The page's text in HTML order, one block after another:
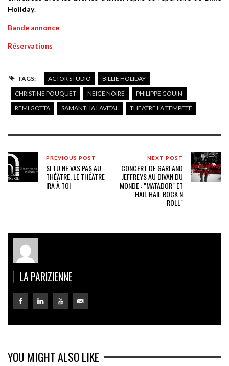
Hoilday.
Bande annonce
Réservations
TAGS: ACTOR STUDIO
BILLIE HOLIDAY
CHRISTINE POUQUET
NEIGE NOIRE
PHILIPPE GOUIN
REMI GOTTA
SAMANTHA LAVITAL THEATRE LA TEMPETE
PREVIOUS POST
SI TU NE VAS PAS AU
THÉÂTRE, LE THÉÂTRE
IRA À TOI
NEXT POST
CONCERT DE GARLAND
JEFFREYS AU DIVAN DU
MONDE : "MATADOR" ET
"HAIL HAIL ROCK N
ROLL"
LA PARIZIENNE
YOU MIGHT ALSO LIKE